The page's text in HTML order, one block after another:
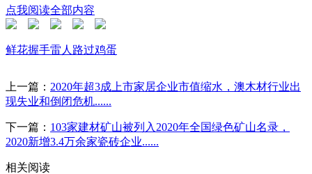
点我阅读全部内容
鲜花握手雷人 路过鸡蛋
上一篇： 2020年超3成上市家居企业市值缩水，澳木材行业出
现失业和倒闭危机......
下一篇： 103家建材矿山被列入2020年全国绿色矿山名录，
2020新增3.4万余家瓷砖企业......
相关阅读